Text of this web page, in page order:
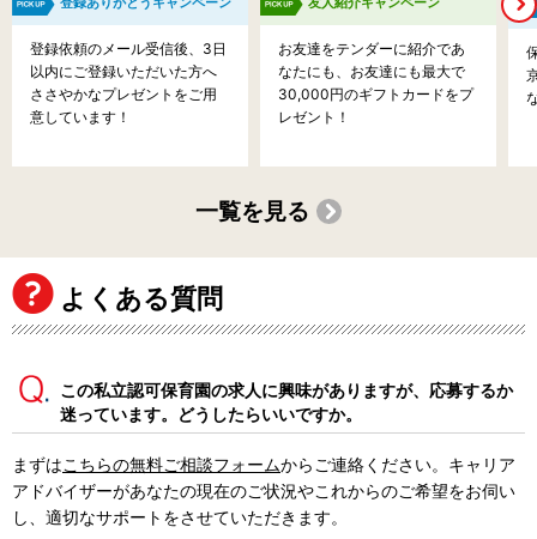
登録依頼のメール受信後、3日
以内にご登録いただいた方へ
ささやかなプレゼントをご用
意しています！
お友達をテンダーに紹介であ
なたにも、お友達にも最大で
30,000円のギフトカードをプ
レゼント！
一覧を見る
よくある質問
この私立認可保育園の求人に興味がありますが、応募するか
迷っています。どうしたらいいですか。
まずはこちらの無料ご相談フォームからご連絡ください。キャリア
アドバイザーがあなたの現在のご状況やこれからのご希望をお伺い
し、適切なサポートをさせていただきます。